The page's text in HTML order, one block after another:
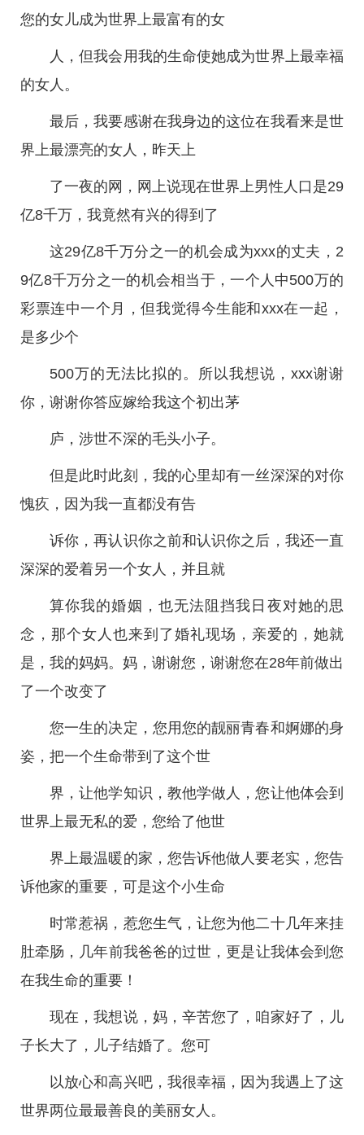
您的女儿成为世界上最富有的女
人，但我会用我的生命使她成为世界上最幸福
的女人。
最后，我要感谢在我身边的这位在我看来是世
界上最漂亮的女人，昨天上
了一夜的网，网上说现在世界上男性人口是29
亿8千万，我竟然有兴的得到了
这29亿8千万分之一的机会成为xxx的丈夫，2
9亿8千万分之一的机会相当于，一个人中500万的
彩票连中一个月，但我觉得今生能和xxx在一起，
是多少个
500万的无法比拟的。所以我想说，xxx谢谢
你，谢谢你答应嫁给我这个初出茅
庐，涉世不深的毛头小子。
但是此时此刻，我的心里却有一丝深深的对你
愧疚，因为我一直都没有告
诉你，再认识你之前和认识你之后，我还一直
深深的爱着另一个女人，并且就
算你我的婚姻，也无法阻挡我日夜对她的思
念，那个女人也来到了婚礼现场，亲爱的，她就
是，我的妈妈。妈，谢谢您，谢谢您在28年前做出
了一个改变了
您一生的决定，您用您的靓丽青春和婀娜的身
姿，把一个生命带到了这个世
界，让他学知识，教他学做人，您让他体会到
世界上最无私的爱，您给了他世
界上最温暖的家，您告诉他做人要老实，您告
诉他家的重要，可是这个小生命
时常惹祸，惹您生气，让您为他二十几年来挂
肚牵肠，几年前我爸爸的过世，更是让我体会到您
在我生命的重要！
现在，我想说，妈，辛苦您了，咱家好了，儿
子长大了，儿子结婚了。您可
以放心和高兴吧，我很幸福，因为我遇上了这
世界两位最最善良的美丽女人。